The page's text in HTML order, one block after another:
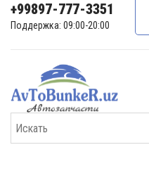
+99897-777-3351
Поддержка: 09:00-20:00